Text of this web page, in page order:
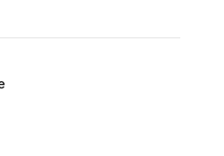
X em Pinterest